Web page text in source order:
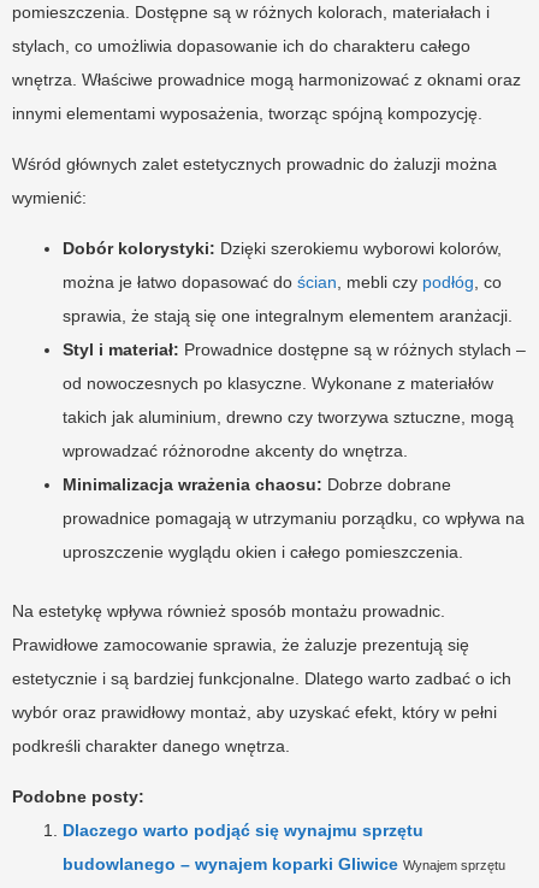
pomieszczenia. Dostępne są w różnych kolorach, materiałach i
stylach, co umożliwia dopasowanie ich do charakteru całego
wnętrza. Właściwe prowadnice mogą harmonizować z oknami oraz
innymi elementami wyposażenia, tworząc spójną kompozycję.
Wśród głównych zalet estetycznych prowadnic do żaluzji można
wymienić:
Dobór kolorystyki: Dzięki szerokiemu wyborowi kolorów,
można je łatwo dopasować do ścian , mebli czy podłóg , co
sprawia, że stają się one integralnym elementem aranżacji.
Styl i materiał: Prowadnice dostępne są w różnych stylach –
od nowoczesnych po klasyczne. Wykonane z materiałów
takich jak aluminium, drewno czy tworzywa sztuczne, mogą
wprowadzać różnorodne akcenty do wnętrza.
Minimalizacja wrażenia chaosu: Dobrze dobrane
prowadnice pomagają w utrzymaniu porządku, co wpływa na
uproszczenie wyglądu okien i całego pomieszczenia.
Na estetykę wpływa również sposób montażu prowadnic.
Prawidłowe zamocowanie sprawia, że żaluzje prezentują się
estetycznie i są bardziej funkcjonalne. Dlatego warto zadbać o ich
wybór oraz prawidłowy montaż, aby uzyskać efekt, który w pełni
podkreśli charakter danego wnętrza.
Podobne posty:
Dlaczego warto podjąć się wynajmu sprzętu
budowlanego – wynajem koparki Gliwice Wynajem sprzętu